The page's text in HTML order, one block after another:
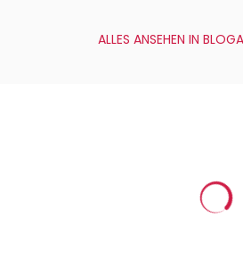
ALLES ANSEHEN IN